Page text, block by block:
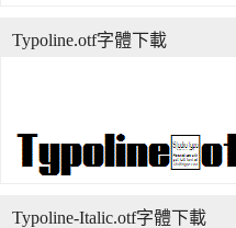
Typoline.otf字體下載
Typoline-Italic.otf字體下載